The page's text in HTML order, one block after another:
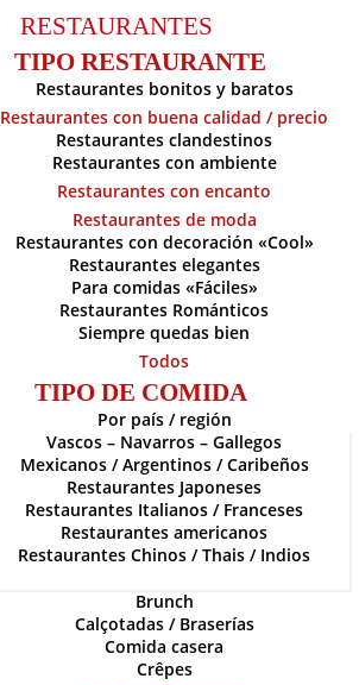
RESTAURANTES
TIPO RESTAURANTE
Restaurantes bonitos y baratos
Restaurantes con buena calidad / precio
Restaurantes clandestinos
Restaurantes con ambiente
Restaurantes con encanto
Restaurantes de moda
Restaurantes con decoración «Cool»
Restaurantes elegantes
Para comidas «Fáciles»
Restaurantes Románticos
Siempre quedas bien
Todos
TIPO DE COMIDA
Por país / región
Vascos – Navarros – Gallegos
Mexicanos / Argentinos / Caribeños
Restaurantes Japoneses
Restaurantes Italianos / Franceses
Restaurantes americanos
Restaurantes Chinos / Thais / Indios
Brunch
Calçotadas / Braserías
Comida casera
Crêpes